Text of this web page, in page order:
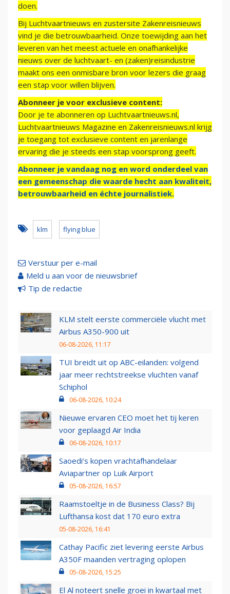
doen.
Bij Luchtvaartnieuws en zustersite Zakenreisnieuws
vind je die betrouwbaarheid. Onze toewijding aan het
leveren van het meest actuele en onafhankelijke
nieuws over de luchtvaart- en (zaken)reisindustrie
maakt ons een onmisbare bron voor lezers die graag
een stap voor willen blijven.
Abonneer je voor exclusieve content:
Door je te abonneren op Luchtvaartnieuws.nl,
Luchtvaartnieuws Magazine en Zakenreisnieuws.nl krijg
je toegang tot exclusieve content en jarenlange
ervaring die je steeds een stap voorsprong geeft.
Abonneer je vandaag nog en word onderdeel van
een gemeenschap die waarde hecht aan kwaliteit,
betrouwbaarheid en échte journalistiek.
klm flying blue
Verstuur per e-mail
Meld u aan voor de nieuwsbrief
Tip de redactie
KLM stelt eerste commerciële vlucht met
Airbus A350-900 uit
06-08-2026, 11:17
TUI breidt uit op ABC-eilanden: volgend
jaar meer rechtstreekse vluchten vanaf
Schiphol
06-08-2026, 10:24
Nieuwe ervaren CEO moet het tij keren
voor geplaagd Air India
06-08-2026, 10:17
Saoedi’s kopen vrachtafhandelaar
Aviapartner op Luik Airport
05-08-2026, 16:57
Raamstoeltje in de Business Class? Bij
Lufthansa kost dat 170 euro extra
05-08-2026, 16:41
Cathay Pacific ziet levering eerste Airbus
A350F maanden vertraging oplopen
05-08-2026, 15:25
El Al noteert snelle groei in kwartaal met